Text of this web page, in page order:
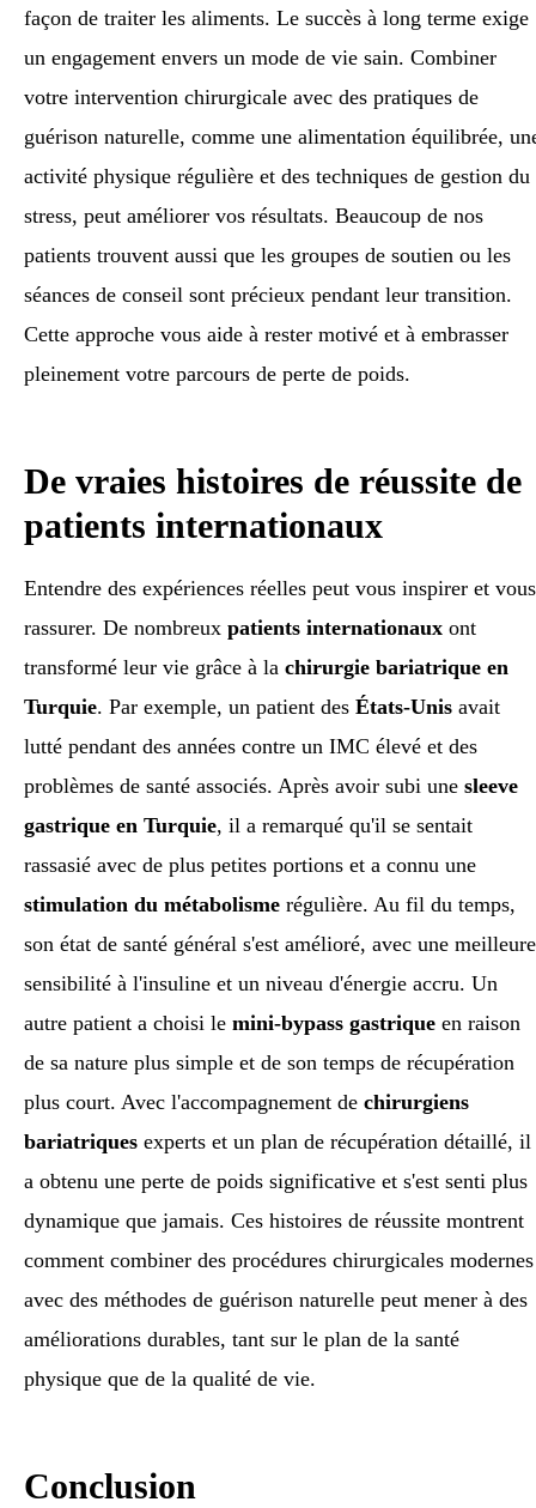
façon de traiter les aliments. Le succès à long terme exige
un engagement envers un mode de vie sain. Combiner
votre intervention chirurgicale avec des pratiques de
guérison naturelle, comme une alimentation équilibrée,
activité physique régulière et des techniques de gestion du
stress, peut améliorer vos résultats. Beaucoup de nos
patients trouvent aussi que les groupes de soutien ou les
séances de conseil sont précieux pendant leur transition.
Cette approche vous aide à rester motivé et à embrasser
pleinement votre parcours de perte de poids.
De vraies histoires de réussite de
patients internationaux
Entendre des expériences réelles peut vous inspirer et vous
rassurer. De nombreux patients internationaux ont
transformé leur vie grâce à la chirurgie bariatrique en
Turquie. Par exemple, un patient des États-Unis avait
lutté pendant des années contre un IMC élevé et des
problèmes de santé associés. Après avoir subi une sleeve
gastrique en Turquie, il a remarqué qu'il se sentait
rassasié avec de plus petites portions et a connu une
stimulation du métabolisme régulière. Au fil du temps,
son état de santé général s'est amélioré, avec une meilleure
sensibilité à l'insuline et un niveau d'énergie accru. Un
autre patient a choisi le mini-bypass gastrique en raison
de sa nature plus simple et de son temps de récupération
plus court. Avec l'accompagnement de chirurgiens
bariatriques experts et un plan de récupération détaillé, il
a obtenu une perte de poids significative et s'est senti plus
dynamique que jamais. Ces histoires de réussite montrent
comment combiner des procédures chirurgicales modernes
avec des méthodes de guérison naturelle peut mener à des
améliorations durables, tant sur le plan de la santé
physique que de la qualité de vie.
Conclusion